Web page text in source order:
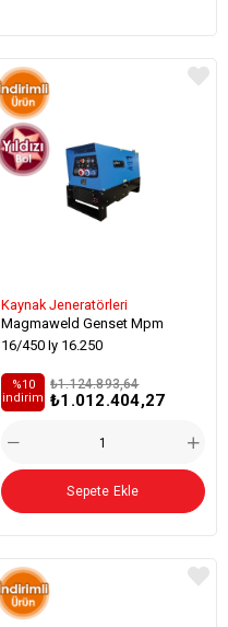
Kaynak Jeneratörleri
Magmaweld Genset Mpm
16/450 Iy 16.250
₺1.012.404,27
₺1.124.893,64
%10
i̇ndirim
Sepete Ekle